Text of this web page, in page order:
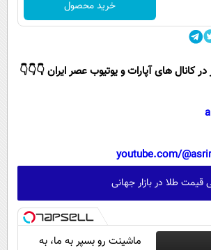
خرید محصول
کانال های آپارات و یوتیوب عصر ایران 👇👇👇
youtube.com/
طلا در بازار جهانی
ماشینت رو بسپر به ما، به